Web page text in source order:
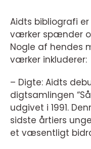
Aidts bibliografi
værker spænder
Nogle af hendes
værker inkluderer:
– Digte: Aidts
digtsamlingen
udgivet i 1991.
sidste årtiers
et væsentligt